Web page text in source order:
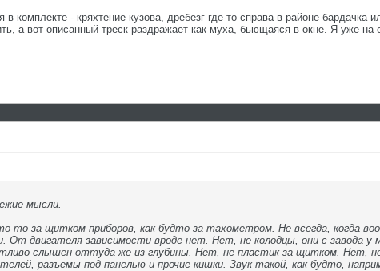
комплекте - кряхтение кузова, дребезг где-то справа в районе бардачка
а вот описанный треск раздражает как муха, бьющаяся в окне. Я уже на
мысли.
то за щитком приборов, как будто за тахометром. Не всегда, когда
От двигателя зависимости вроде нет. Нет, не колодцы, они с завода у
слышен оттуда же из глубины. Нет, не пластик за щитком. Нет,
разъемы под панелью и прочие кишки. Звук такой, как будто,